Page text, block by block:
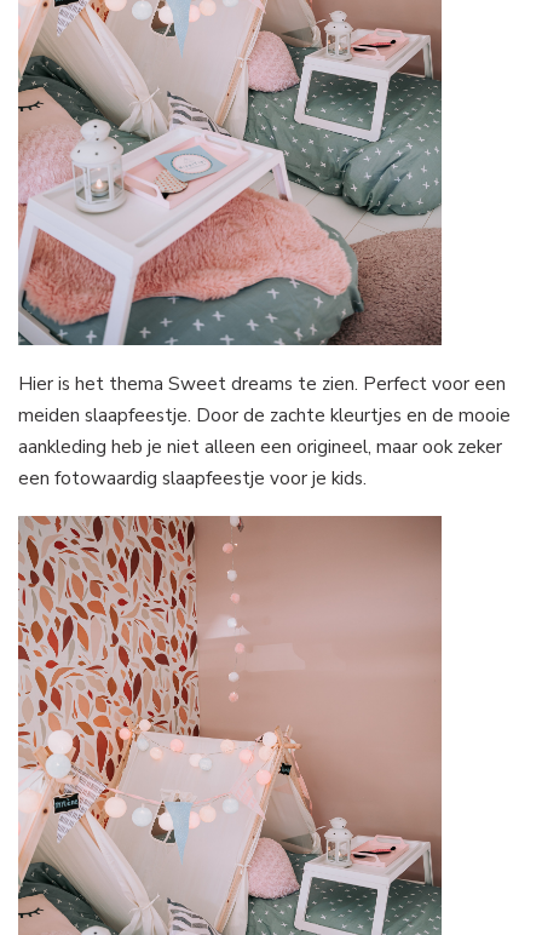
Hier is het thema Sweet dreams te zien. Perfect voor een
meiden slaapfeestje. Door de zachte kleurtjes en de mooie
aankleding heb je niet alleen een origineel, maar ook zeker
een fotowaardig slaapfeestje voor je kids.